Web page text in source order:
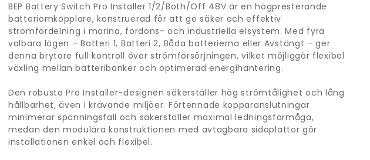
BEP Battery Switch Pro Installer 1/2/Both/Off 48V är en högpresterande
batteriomkopplare, konstruerad för att ge säker och effektiv
strömfördelning i marina, fordons- och industriella elsystem. Med fyra
valbara lägen – Batteri 1, Batteri 2, Båda batterierna eller Avstängt – ger
denna brytare full kontroll över strömförsörjningen, vilket möjliggör flexibel
växling mellan batteribanker och optimerad energihantering.
Den robusta Pro Installer-designen säkerställer hög strömtålighet och lång
hållbarhet, även i krävande miljöer. Förtennade kopparanslutningar
minimerar spänningsfall och säkerställer maximal ledningsförmåga,
medan den modulära konstruktionen med avtagbara sidoplattor gör
installationen enkel och flexibel.